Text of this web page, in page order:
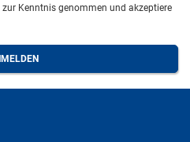
zur Kenntnis genommen und akzeptiere